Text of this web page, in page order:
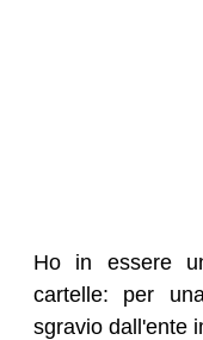
Ho in essere
cartelle: per
sgravio dall'ente